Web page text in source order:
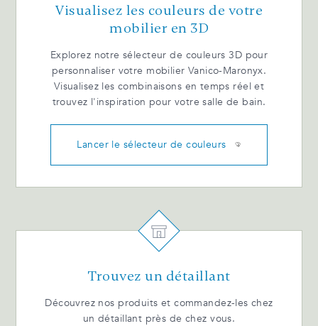
Visualisez les couleurs de votre
mobilier en 3D
Explorez notre sélecteur de couleurs 3D pour
personnaliser votre mobilier Vanico-Maronyx.
Visualisez les combinaisons en temps réel et
trouvez l'inspiration pour votre salle de bain.
Lancer le sélecteur de couleurs
Trouvez un détaillant
Découvrez nos produits et commandez-les chez
un détaillant près de chez vous.